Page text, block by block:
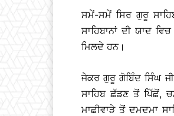
ਸਮੇਂ-ਸਮੇਂ ਸਿਰ ਗੁਰੂ
ਸਾਹਿਬਾਨਾਂ ਦੀ ਯਾਦ
ਮਿਲਦੇ ਹਨ।
ਜੇਕਰ ਗੁਰੂ ਗੋਬਿੰਦ ਸਿੰਘ
ਸਾਹਿਬ ਛੱਡਣ ਤੋਂ ਪਿੱਛੋਂ,
ਮਾਛੀਵਾੜੇ ਤੋਂ ਦਮਦਮਾ